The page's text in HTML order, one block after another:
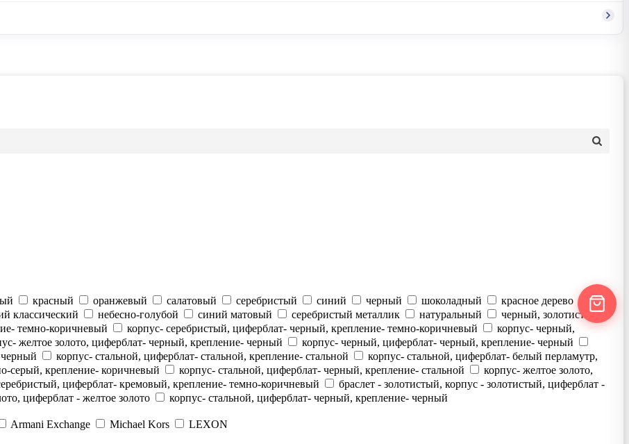
красный оранжевый салатовый серебристый синий черный шоколадный
красное дерево
классический небесно-голубой синий матовый серебристый металлик натуральный
черный, золотистый
темно-коричневый
корпус- серебристый, циферблат- черный, крепление- темно-коричневый
корпус- черный,
желтое золото, циферблат- черный, крепление- черный
корпус- черный, циферблат- черный, крепление- черный
черный
корпус- стальной, циферблат- стальной, крепление- стальной
корпус- стальной, циферблат- белый перламутр,
серый, крепление- коричневый корпус- стальной, циферблат- черный, крепление- стальной
корпус- желтое золото,
циферблат- кремовый, крепление- темно-коричневый
браслет - золотистый, корпус - золотистый, циферблат -
циферблат - желтое золото
корпус- стальной, циферблат- черный, крепление- черный
Armani Exchange Michael Kors
LEXON